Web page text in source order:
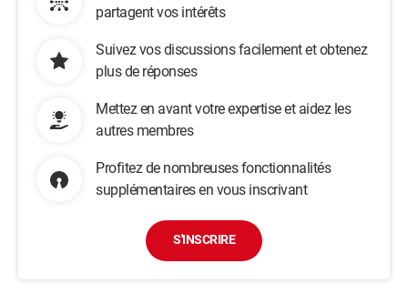
partagent vos intérêts
Suivez vos discussions facilement et obtenez
plus de réponses
Mettez en avant votre expertise et aidez les
autres membres
Profitez de nombreuses fonctionnalités
supplémentaires en vous inscrivant
S'INSCRIRE